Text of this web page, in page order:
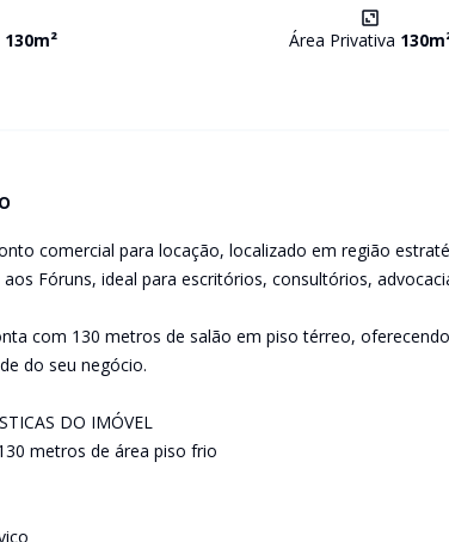
130m² Área Privativa 130
comercial para locação, localizado em região
Fóruns, ideal para escritórios, consultórios,
com 130 metros de salão em piso térreo,
do seu negócio.
DO IMÓVEL
metros de área piso frio